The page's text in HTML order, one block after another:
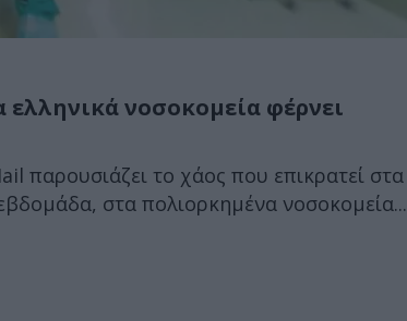
νοσοκομεία φέρνει
παρουσιάζει το χάος που επικρατεί στα
στα πολιορκημένα νοσοκομεία...